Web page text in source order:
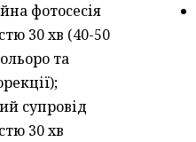
фотосесія
30 хв (40-50
та
супровід
30 хв